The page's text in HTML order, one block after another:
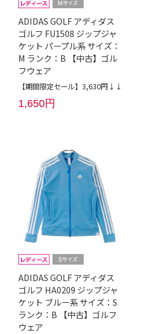
ADIDAS GOLF アディダス
ゴルフ FU1508 ジップジャ
ケット パープル系 サイズ：
M ランク：B 【中古】ゴル
フウェア
【期間限定セール】3,630円↓↓
1,650円
ADIDAS GOLF アディダス
ゴルフ HA0209 ジップジャ
ケット ブルー系 サイズ：S
ランク：B 【中古】ゴルフ
ウェア